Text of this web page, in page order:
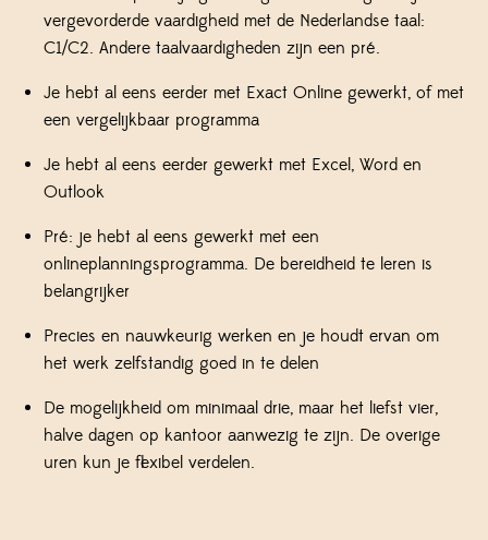
vergevorderde vaardigheid met de Nederlandse taal:
C1/C2. Andere taalvaardigheden zijn een pré.
Je hebt al eens eerder met Exact Online gewerkt, of met
een vergelijkbaar programma
Je hebt al eens eerder gewerkt met Excel, Word en
Outlook
Pré: je hebt al eens gewerkt met een
onlineplanningsprogramma. De bereidheid te leren is
belangrijker
Precies en nauwkeurig werken en je houdt ervan om
het werk zelfstandig goed in te delen
De mogelijkheid om minimaal drie, maar het liefst vier,
halve dagen op kantoor aanwezig te zijn. De overige
uren kun je flexibel verdelen.